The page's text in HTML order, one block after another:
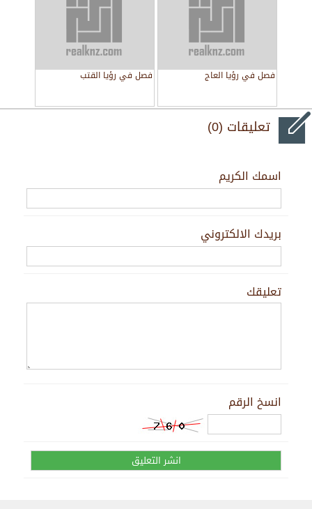
فصل في رؤيا العاج فصل في رؤيا القتب
تعليقات (0)
اسمك الكريم
بريدك الالكتروني
تعليقك
انسخ الرقم